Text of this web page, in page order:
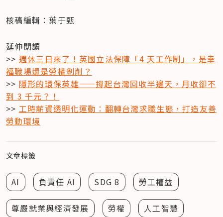
核稿編輯：葉于甄
延伸閱讀
>> 週休三日來了！英國立法保障「4 天工作制」，是幸
福職場還是勞權剝削？
>> 隱形的環保英雄——撐起台灣回收半邊天，月收卻不
到 3 千元？！
>> 工時薪資透明化運動：翻轉台灣求職生態，打造友善
勞動環境
文章標籤
AI 負責任 AI SDG 8 勞工權益
尊嚴就業與經濟發展 勞權 人工智慧